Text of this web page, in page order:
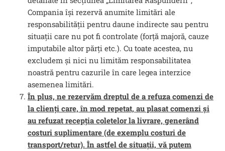
Compania își rezervă anumite limitări ale
responsabilității pentru daune indirecte sau pentru
situații care nu pot fi controlate (forță majoră, cauze
imputabile altor părți etc.). Cu toate acestea, nu
excludem și nici nu limităm responsabilitatea
noastră pentru cazurile în care legea interzice
asemenea limitări.
În plus, ne rezervăm dreptul de a refuza comenzi de
la clienți care, în mod repetat, au plasat comenzi și
au refuzat recepția coletelor la livrare, generând
costuri suplimentare (de exemplu costuri de
transport/retur). În astfel de situații, vă putem